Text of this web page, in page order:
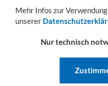
815 MM
MIT
Mehr Infos zur
unserer
Nur technisch